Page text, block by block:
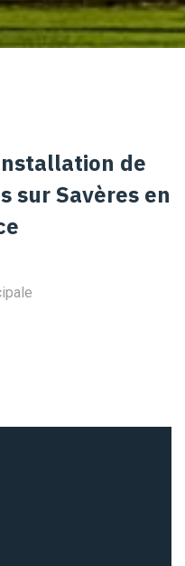
de
sur Savères en